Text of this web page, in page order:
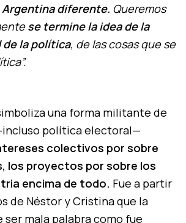
diferente. Queremos
se termine la idea de la
la política, de las cosas que se
una forma militante de
política electoral—
colectivos por sobre
los proyectos por sobre los
encima de todo. Fue a partir
de Néstor y Cristina que la
mala palabra como fue